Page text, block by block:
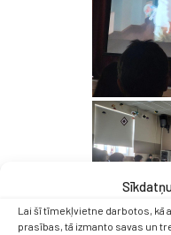
Lai šī tīmekļvietne darbotos, kā
prasības, tā izmanto savas un